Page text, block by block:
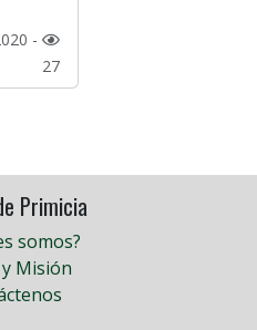
-
27
Primicia
somos?
Misión